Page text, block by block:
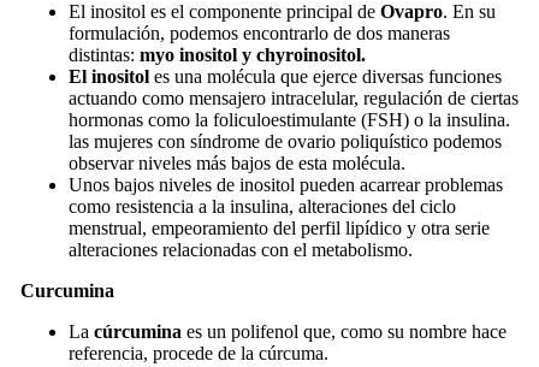
El inositol es el componente principal de Ovapro. En su
formulación, podemos encontrarlo de dos maneras
distintas: myo inositol y chyroinositol.
El inositol es una molécula que ejerce diversas funciones
actuando como mensajero intracelular, regulación de ciertas
hormonas como la foliculoestimulante (FSH) o la insulina.
las mujeres con síndrome de ovario poliquístico podemos
observar niveles más bajos de esta molécula.
Unos bajos niveles de inositol pueden acarrear problemas
como resistencia a la insulina, alteraciones del ciclo
menstrual, empeoramiento del perfil lipídico y otra serie
alteraciones relacionadas con el metabolismo.
Curcumina
La cúrcumina es un polifenol que, como su nombre hace
referencia, procede de la cúrcuma.